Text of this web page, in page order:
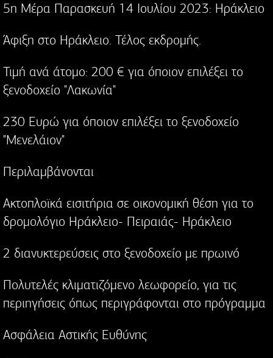
5η Μέρα Παρασκευή 14 Ιουλίου 2023: Ηράκλειο
Άφιξη στο Ηράκλειο. Τέλος εκδρομής.
Τιμή ανά άτομο: 200 € για όποιον επιλέξει το
ξενοδοχείο "Λακωνία"
230 Ευρώ για όποιον επιλέξει το ξενοδοχείο
"Μενελάιον"
Περιλαμβάνονται
Ακτοπλοϊκά εισιτήρια σε οικονομική θέση για το
δρομολόγιο Ηράκλειο- Πειραιάς- Ηράκλειο
2 διανυκτερεύσεις στο ξενοδοχείο με πρωινό
Πολυτελές κλιματιζόμενο λεωφορείο, για τις
περιηγήσεις όπως περιγράφονται στο πρόγραμμα
Ασφάλεια Αστικής Ευθύνης